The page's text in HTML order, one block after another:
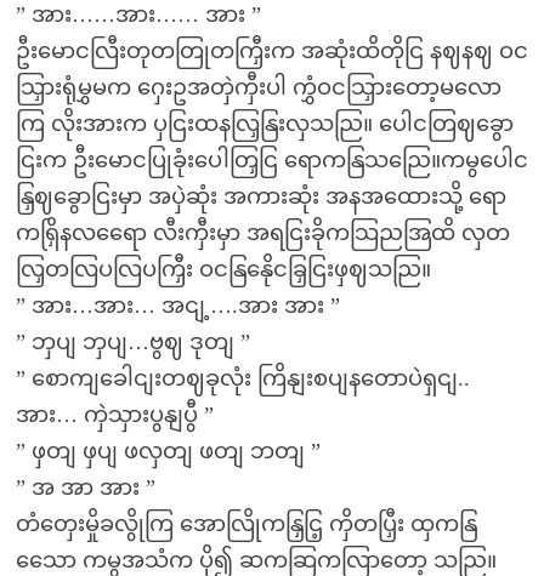
” အား……အား…… အား ”
ဦးမောငလြီးတုတတြုတကြှီးက အဆုံးထိတိုငြ နဈနဈ ဝင
သြှားရုံမွှမက ဂှေးဥအတှဲကှီးပါ ကွှံဝငသြှားတော့မလော
ကြ လိုးအားက ပှငြးထနလြှနြးလှသညြ။ ပေါငတြဈခွော
ငြးက ဦးမောငပြုခုံးပေါတြှငြ ရောကနြသညြေ။ကမွပေါင
နြှဈခွောငြးမှာ အပှဲဆုံး အကားဆုံး အနအထေားသို့ ရော
ကရြှိနလရေော လီးကှီးမှာ အရငြးခိုကသြညအြထိ လှတ
လြှတလြပလြပကြှီး ဝငနြနေိုငခြှငြးဖှဈသညြ။
” အား…အား… အငျ့….အား အား ”
” ဘှပျ ဘှပျ…ဗွဈ ဒုတျ ”
” စောကျခေါငျးတဈခုလုံး ကြိနျးစပျနတောပဲရှငျ..
အား… ကှဲသှားပွနျပွီ ”
” ဖှတျ ဖှပျ ဖလှတျ ဖတျ ဘတျ ”
” အ အာ အား ”
တံတှေးမှိုခလွိုကြ အောလြိုကနြှငြ့ ကှိတပြှီး ထှကနြ
သေော ကမွအသံက ပို၍ ဆကဆြကလြာတော့ သညြ။